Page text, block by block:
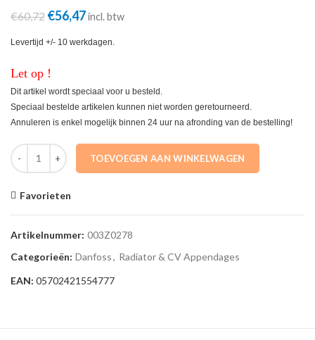
€60,72 Oorspronkelijke
was:
€56,47Huidige
is:
incl. btw
Levertijd +/- 10 werkdagen.
Let op !
Dit artikel wordt speciaal voor u besteld.
Speciaal bestelde artikelen kunnen niet worden geretourneerd.
Annuleren is enkel mogelijk binnen 24 uur na afronding van de bestelling!
003Z0278 Draadkoppeling messing AB-QM DN50 Danfoss aantal
TOEVOEGEN AAN WINKELWAGEN
Favorieten
Artikelnummer: 003Z0278
Categorieën: Danfoss, Radiator & CV Appendages
EAN: 05702421554777